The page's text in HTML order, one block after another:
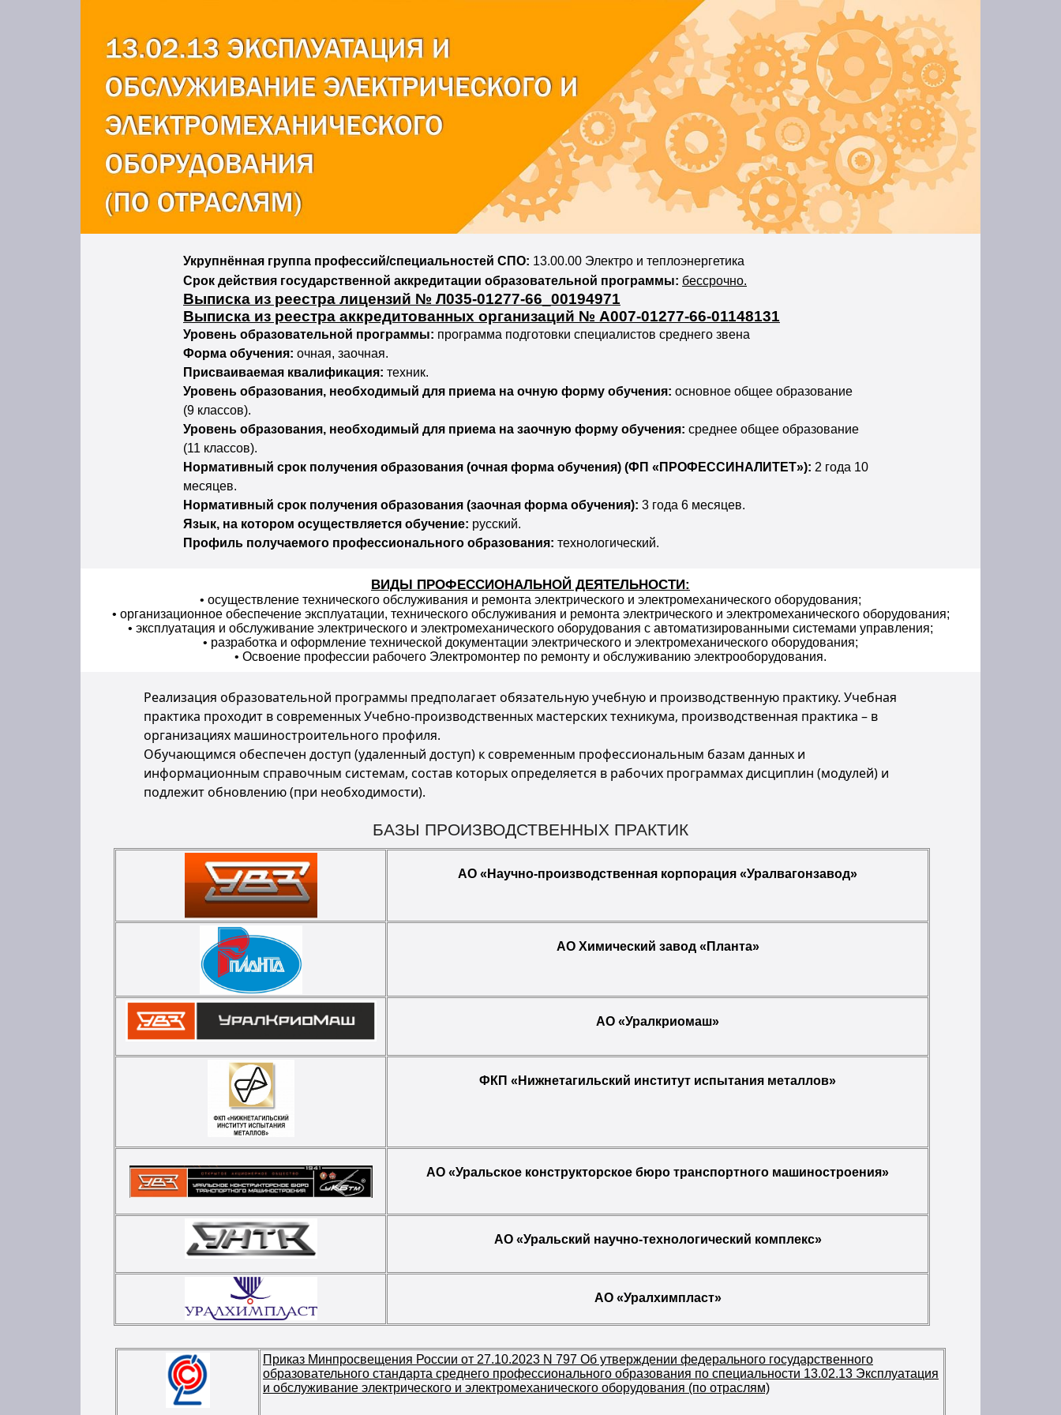
Укрупнённая группа профессий/специальностей СПО: 13.00.00 Электро и теплоэнергетика
Срок действия государственной аккредитации образовательной программы: бессрочно.
Выписка из реестра лицензий № Л035-01277-66_00194971
Выписка из реестра аккредитованных организаций № А007-01277-66-01148131
Уровень образовательной программы: программа подготовки специалистов среднего звена
Форма обучения: очная, заочная.
Присваиваемая квалификация: техник.
Уровень образования, необходимый для приема на очную форму обучения: основное общее образование
(9 классов).
Уровень образования, необходимый для приема на заочную форму обучения: среднее общее образование
(11 классов).
Нормативный срок получения образования (очная форма обучения) (ФП «ПРОФЕССИНАЛИТЕТ»): 2 года 10
месяцев.
Нормативный срок получения образования (заочная форма обучения): 3 года 6 месяцев.
Язык, на котором осуществляется обучение: русский.
Профиль получаемого профессионального образования: технологический.
ВИДЫ ПРОФЕССИОНАЛЬНОЙ ДЕЯТЕЛЬНОСТИ:
• осуществление технического обслуживания и ремонта электрического и электромеханического оборудования;
• организационное обеспечение эксплуатации, технического обслуживания и ремонта электрического и электромеханического оборудования;
• эксплуатация и обслуживание электрического и электромеханического оборудования с автоматизированными системами управления;
• разработка и оформление технической документации электрического и электромеханического оборудования;
• Освоение профессии рабочего Электромонтер по ремонту и обслуживанию электрооборудования.
Реализация образовательной программы предполагает обязательную учебную и производственную практику. Учебная
практика проходит в современных Учебно-производственных мастерских техникума, производственная практика – в
организациях машиностроительного профиля.
Обучающимся обеспечен доступ (удаленный доступ) к современным профессиональным базам данных и
информационным справочным системам, состав которых определяется в рабочих программах дисциплин (модулей) и
подлежит обновлению (при необходимости).
БАЗЫ ПРОИЗВОДСТВЕННЫХ ПРАКТИК
АО «Научно-производственная корпорация «Уралвагонзавод»
АО Химический завод «Планта»
АО «Уралкриомаш»
ФКП «Нижнетагильский институт испытания металлов»
АО «Уральское конструкторское бюро транспортного машиностроения»
АО «Уральский научно-технологический комплекс»
АО «Уралхимпласт»
Приказ Минпросвещения России от 27.10.2023 N 797 Об утверждении федерального государственного
образовательного стандарта среднего профессионального образования по специальности 13.02.13 Эксплуатация
и обслуживание электрического и электромеханического оборудования (по отраслям)